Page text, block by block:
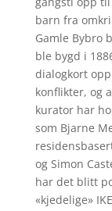
barn fra
Gamle Bybro
ble bygd i
dialogkort
konflikter, og
kurator har
som Bjarne
og Simon
har det blitt
«kjedelige»